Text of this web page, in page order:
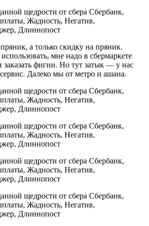
а только скидку на пряник.
мне надо в сбермаркете
заказать фигни. Но тут затык — у нас
сервис. Далеко мы от метро и ашана.